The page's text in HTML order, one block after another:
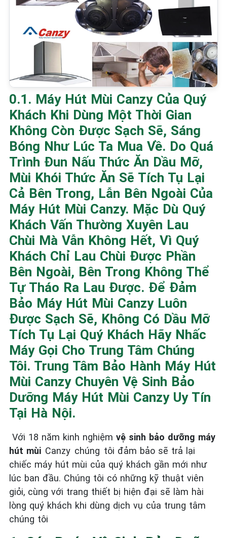
0.1. Máy Hút Mùi Canzy Của Quý
Khách Khi Dùng Một Thời Gian
Không Còn Được Sạch Sẽ, Sáng
Bóng Như Lúc Ta Mua Về. Do Quá
Trình Đun Nấu Thức Ăn Dầu Mỡ,
Mùi Khói Thức Ăn Sẽ Tích Tụ Lại
Cả Bên Trong, Lẫn Bên Ngoài Của
Máy Hút Mùi Canzy. Mặc Dù Quý
Khách Vấn Thường Xuyên Lau
Chùi Mà Vẫn Không Hết, Vì Quý
Khách Chỉ Lau Chùi Được Phần
Bên Ngoài, Bên Trong Không Thể
Tự Tháo Ra Lau Được. Để Đảm
Bảo Máy Hút Mùi Canzy Luôn
Được Sạch Sẽ, Không Có Dầu Mỡ
Tích Tụ Lại Quý Khách Hãy Nhấc
Máy Gọi Cho Trung Tâm Chúng
Tôi. Trung Tâm Bảo Hành Máy Hút
Mùi Canzy Chuyên Vệ Sinh Bảo
Dưỡng Máy Hút Mùi Canzy Uy Tín
Tại Hà Nội.
Với 18 năm kinh nghiệm vệ sinh bảo dưỡng máy
hút mùi Canzy chúng tôi đảm bảo sẽ trả lại
chiếc máy hút mùi của quý khách gần mới như
lúc ban đầu. Chúng tôi có những kỹ thuật viên
giỏi, cùng với trang thiết bị hiện đại sẽ làm hài
lòng quý khách khi dùng dịch vụ của trung tâm
chúng tôi